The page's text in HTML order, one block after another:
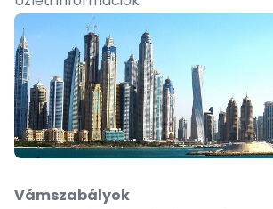
Vámszabályok